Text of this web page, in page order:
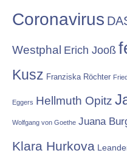
Coronavirus
Westphal Erich Jooß
Kusz Franziska Röchter
Eggers Hellmuth Opitz
Wolfgang von Goethe Juana
Klara Hurkova